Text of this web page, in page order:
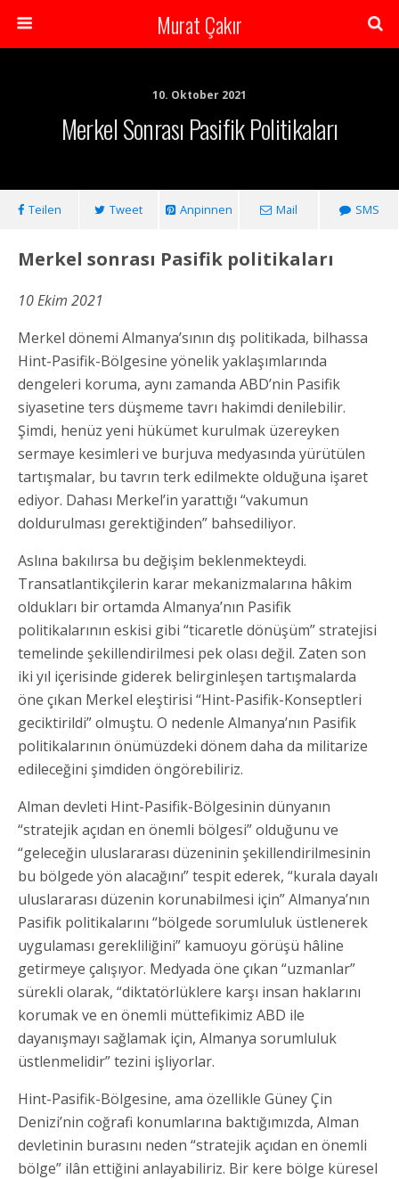
Murat Çakır
10. Oktober 2021
Merkel Sonrası Pasifik Politikaları
Teilen Tweet Anpinnen Mail SMS
Merkel sonrası Pasifik politikaları
10 Ekim 2021
Merkel dönemi Almanya’sının dış politikada, bilhassa
Hint-Pasifik-Bölgesine yönelik yaklaşımlarında
dengeleri koruma, aynı zamanda ABD’nin Pasifik
siyasetine ters düşmeme tavrı hakimdi denilebilir.
Şimdi, henüz yeni hükümet kurulmak üzereyken
sermaye kesimleri ve burjuva medyasında yürütülen
tartışmalar, bu tavrın terk edilmekte olduğuna işaret
ediyor. Dahası Merkel’in yarattığı “vakumun
doldurulması gerektiğinden” bahsediliyor.
Aslına bakılırsa bu değişim beklenmekteydi.
Transatlantikçilerin karar mekanizmalarına hâkim
oldukları bir ortamda Almanya’nın Pasifik
politikalarının eskisi gibi “ticaretle dönüşüm” stratejisi
temelinde şekillendirilmesi pek olası değil. Zaten son
iki yıl içerisinde giderek belirginleşen tartışmalarda
öne çıkan Merkel eleştirisi “Hint-Pasifik-Konseptleri
geciktirildi” olmuştu. O nedenle Almanya’nın Pasifik
politikalarının önümüzdeki dönem daha da militarize
edileceğini şimdiden öngörebiliriz.
Alman devleti Hint-Pasifik-Bölgesinin dünyanın
“stratejik açıdan en önemli bölgesi” olduğunu ve
“geleceğin uluslararası düzeninin şekillendirilmesinin
bu bölgede yön alacağını” tespit ederek, “kurala dayalı
uluslararası düzenin korunabilmesi için” Almanya’nın
Pasifik politikalarını “bölgede sorumluluk üstlenerek
uygulaması gerekliliğini” kamuoyu görüşü hâline
getirmeye çalışıyor. Medyada öne çıkan “uzmanlar”
sürekli olarak, “diktatörlüklere karşı insan haklarını
korumak ve en önemli müttefikimiz ABD ile
dayanışmayı sağlamak için, Almanya sorumluluk
üstlenmelidir” tezini işliyorlar.
Hint-Pasifik-Bölgesine, ama özellikle Güney Çin
Denizi’nin coğrafi konumlarına baktığımızda, Alman
devletinin burasını neden “stratejik açıdan en önemli
bölge” ilân ettiğini anlayabiliriz. Bir kere bölge küresel